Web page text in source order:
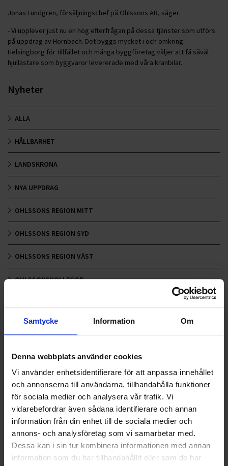
Samtycke Information Om
Denna webbplats använder cookies
Vi använder enhetsidentifierare för att anpassa innehållet
och annonserna till användarna, tillhandahålla funktioner
för sociala medier och analysera vår trafik. Vi
vidarebefordrar även sådana identifierare och annan
information från din enhet till de sociala medier och
annons- och analysföretag som vi samarbetar med.
Dessa kan i sin tur kombinera informationen med annan
information som du har tillhandahållit eller som de har
Jonas Lundgren, försäljningschef på Ohlssons AB, säger:
- Vi upplever just nu en hög efterfrågan på dessa tjänster som utförs
på uppdrag av Hornbach. Det byggs mycket i och omkring
Helsingborg för tillfället och många byggföretag väljer att få såväl
hjullastare som byggvaror levererade med våra kranbilar.
Nyheter
ALLA
HÅLLBARHET
LANDSKRONA
NYA UPPDRAG
OHLSSONS REGION MITT
OHLSSONS REGION SYD
OHLSSONS REGION VÄST
OHLSSONSKOLLEGOR
SAMARBETEN
VELLINGE